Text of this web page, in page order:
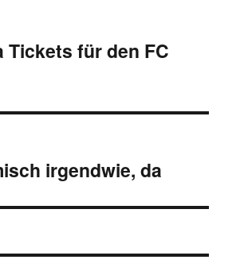
Tickets für den FC
irgendwie, da